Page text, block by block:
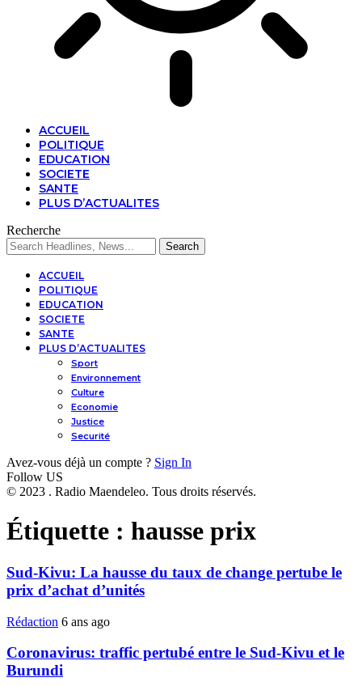
ACCUEIL
POLITIQUE
EDUCATION
SOCIETE
SANTE
PLUS D’ACTUALITES
Recherche
ACCUEIL
POLITIQUE
EDUCATION
SOCIETE
SANTE
PLUS D’ACTUALITES
Sport
Environnement
Culture
Economie
Justice
Securité
Avez-vous déjà un compte ? Sign In
Follow US
© 2023 . Radio Maendeleo. Tous droits réservés.
Étiquette : hausse prix
Sud-Kivu: La hausse du taux de change pertube le
prix d’achat d’unités
Rédaction 6 ans ago
Coronavirus: traffic pertubé entre le Sud-Kivu et le
Burundi